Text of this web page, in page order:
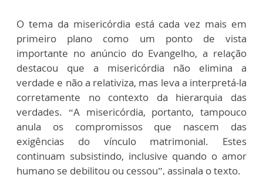
O tema da misericórdia está cada vez mais em
primeiro plano como um ponto de vista
importante no anúncio do Evangelho, a relação
destacou que a misericórdia não elimina a
verdade e não a relativiza, mas leva a interpretá-la
corretamente no contexto da hierarquia das
verdades. “A misericórdia, portanto, tampouco
anula os compromissos que nascem das
exigências do vínculo matrimonial. Estes
continuam subsistindo, inclusive quando o amor
humano se debilitou ou cessou”, assinala o texto.